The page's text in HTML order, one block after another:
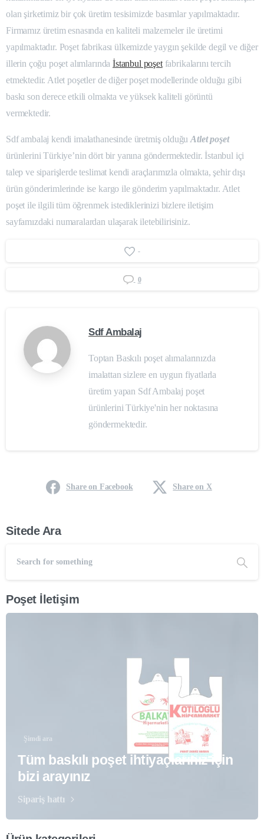
olan şirketimiz bir çok üretim tesisimizde basımlar yapılmaktadır.
Firmamız üretim esnasında en kaliteli malzemeler ile üretimi
yapılmaktadır. Poşet fabrikası ülkemizde yaygın şekilde degil ve diğer
illerin çoğu poşet alımlarındaİstanbul poşetfabrikalarını tercih
etmektedir. Atlet poşetler de diğer poşet modellerinde olduğu gibi
baskı son derece etkili olmakta ve yüksek kaliteli görüntü
vermektedir.
Sdf ambalaj kendi imalathanesinde üretmiş olduğuAtlet poşet
ürünlerini Türkiye’nin dört bir yanına göndermektedir. İstanbul içi
talep ve siparişlerde teslimat kendi araçlarımızla olmakta, şehir dışı
ürün gönderimlerinde ise kargo ile gönderim yapılmaktadır. Atlet
poşet ile ilgili tüm öğrenmek istediklerinizi bizlere iletişim
sayfamızdaki numaralardan ulaşarak iletebilirisiniz.
-
0
Sdf Ambalaj
Toptan Baskılı poşet alımalarınızda
imalattan sizlere en uygun fiyatlarla
üretim yapan Sdf Ambalaj poşet
ürünlerini Türkiye'nin her noktasına
göndermektedir.
Share on Facebook Share on X
Sitede Ara
Poşet İletişim
Şimdi ara
Tüm baskılı poşet ihtiyaçlarınız için
bizi arayınız
Sipariş hattı